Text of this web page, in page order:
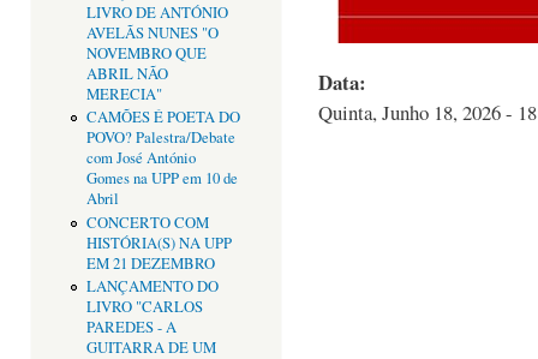
LIVRO DE ANTÓNIO
AVELÃS NUNES "O
NOVEMBRO QUE
ABRIL NÃO
MERECIA"
CAMÕES É POETA DO
POVO? Palestra/Debate
com José António
Gomes na UPP em 10 de
Abril
CONCERTO COM
HISTÓRIA(S) NA UPP
EM 21 DEZEMBRO
LANÇAMENTO DO
LIVRO "CARLOS
PAREDES - A
GUITARRA DE UM
Data:
Quinta, Junho 18, 2026 -